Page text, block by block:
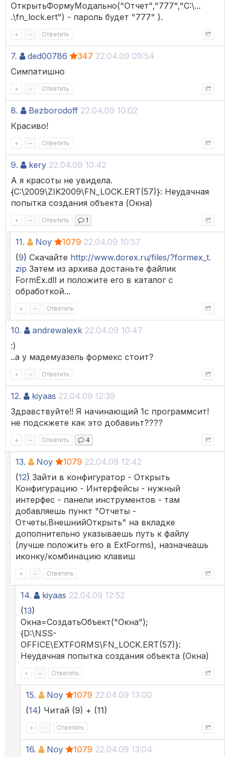
ОткрытьФормуМодально("Отчет","777","C:\...
.\fn_lock.ert") - пароль будет "777" ).
+ – Ответить
7. ded00786 347 22.04.09 09:54
Симпатишно
+ – Ответить
8. Bezborodoff 22.04.09 10:02
Красиво!
+ – Ответить
9. kery 22.04.09 10:42
А я красоты не увидела.
{C:\2009\ZIK2009\FN_LOCK.ERT(57)}: Неудачная
попытка создания объекта (Окна)
+ – Ответить 1
11. Noy 1079 22.04.09 10:57
(9) Скачайте http://www.dorex.ru/files/?formex_t.
zip Затем из архива достаньте файлик
FormEx.dll и положите его в каталог с
обработкой...
+ – Ответить
10. andrewalexk 22.04.09 10:47
:)
..а у мадемуазель формекс стоит?
+ – Ответить
12. kiyaas 22.04.09 12:39
Здравствуйте!! Я начинающий 1с программсит!
не подскжете как это добавиьт????
+ – Ответить 4
13. Noy 1079 22.04.09 12:42
(12) Зайти в конфигуратор - Открыть
Конфигурацию - Интерфейсы - нужный
интерфес - панели инструментов - там
добавляешь пункт "Отчеты -
Отчеты.ВнешнийОткрыть" на вкладке
дополнительно указываешь путь к файлу
(лучше положить его в ExtForms), назначеашь
иконку/комбинацию клавиш
+ – Ответить
14. kiyaas 22.04.09 12:52
(13)
Окна=СоздатьОбъект("Окна");
{D:\NSS-
OFFICE\EXTFORMS\FN_LOCK.ERT(57)}:
Неудачная попытка создания объекта (Окна)
+ – Ответить
15. Noy 1079 22.04.09 13:00
(14) Читай (9) + (11)
+ – Ответить
16. Noy 1079 22.04.09 13:04